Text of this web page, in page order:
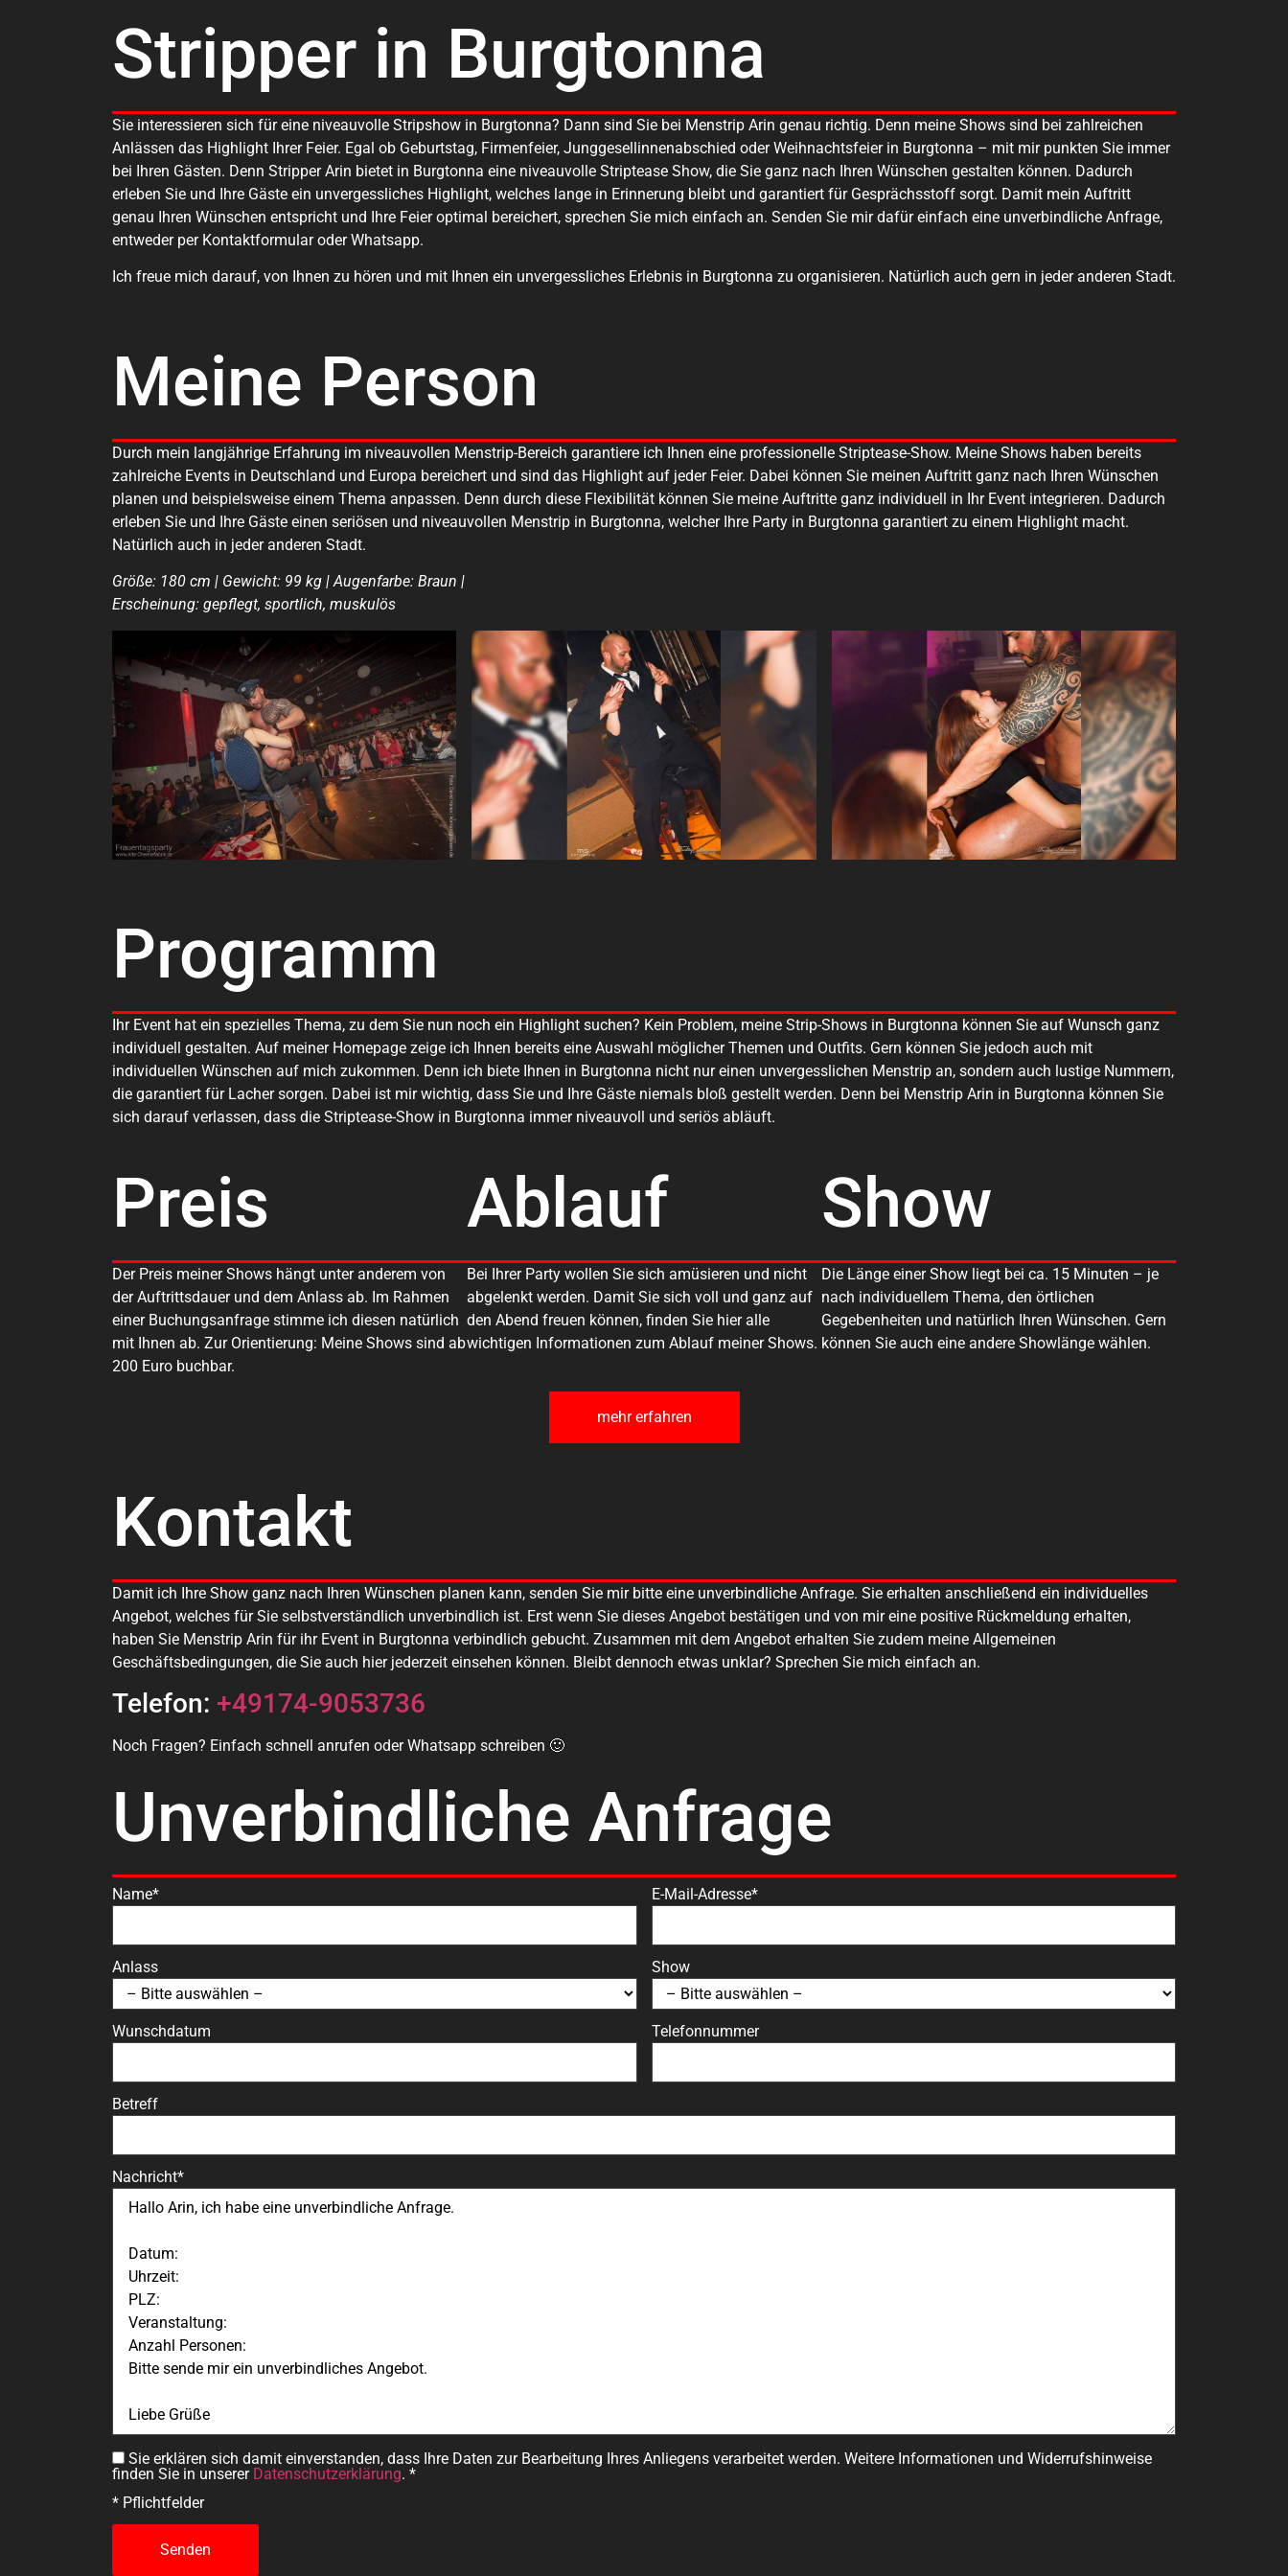
Stripper in Burgtonna
Sie interessieren sich für eine niveauvolle Stripshow in Burgtonna? Dann sind Sie bei Menstrip Arin genau richtig. Denn meine Shows sind bei zahlreichen
Anlässen das Highlight Ihrer Feier. Egal ob Geburtstag, Firmenfeier, Junggesellinnenabschied oder Weihnachtsfeier in Burgtonna – mit mir punkten Sie immer
bei Ihren Gästen. Denn Stripper Arin bietet in Burgtonna eine niveauvolle Striptease Show, die Sie ganz nach Ihren Wünschen gestalten können. Dadurch
erleben Sie und Ihre Gäste ein unvergessliches Highlight, welches lange in Erinnerung bleibt und garantiert für Gesprächsstoff sorgt. Damit mein Auftritt
genau Ihren Wünschen entspricht und Ihre Feier optimal bereichert, sprechen Sie mich einfach an. Senden Sie mir dafür einfach eine unverbindliche Anfrage,
entweder per Kontaktformular oder Whatsapp.
Ich freue mich darauf, von Ihnen zu hören und mit Ihnen ein unvergessliches Erlebnis in Burgtonna zu organisieren. Natürlich auch gern in jeder anderen Stadt.
Meine Person
Durch mein langjährige Erfahrung im niveauvollen Menstrip-Bereich garantiere ich Ihnen eine professionelle Striptease-Show. Meine Shows haben bereits
zahlreiche Events in Deutschland und Europa bereichert und sind das Highlight auf jeder Feier. Dabei können Sie meinen Auftritt ganz nach Ihren Wünschen
planen und beispielsweise einem Thema anpassen. Denn durch diese Flexibilität können Sie meine Auftritte ganz individuell in Ihr Event integrieren. Dadurch
erleben Sie und Ihre Gäste einen seriösen und niveauvollen Menstrip in Burgtonna, welcher Ihre Party in Burgtonna garantiert zu einem Highlight macht.
Natürlich auch in jeder anderen Stadt.
Größe: 180 cm | Gewicht: 99 kg | Augenfarbe: Braun |
Erscheinung: gepflegt, sportlich, muskulös
Programm
Ihr Event hat ein spezielles Thema, zu dem Sie nun noch ein Highlight suchen? Kein Problem, meine Strip-Shows in Burgtonna können Sie auf Wunsch ganz
individuell gestalten. Auf meiner Homepage zeige ich Ihnen bereits eine Auswahl möglicher Themen und Outfits. Gern können Sie jedoch auch mit
individuellen Wünschen auf mich zukommen. Denn ich biete Ihnen in Burgtonna nicht nur einen unvergesslichen Menstrip an, sondern auch lustige Nummern,
die garantiert für Lacher sorgen. Dabei ist mir wichtig, dass Sie und Ihre Gäste niemals bloß gestellt werden. Denn bei Menstrip Arin in Burgtonna können Sie
sich darauf verlassen, dass die Striptease-Show in Burgtonna immer niveauvoll und seriös abläuft.
Preis
Der Preis meiner Shows hängt unter anderem von
der Auftrittsdauer und dem Anlass ab. Im Rahmen
einer Buchungsanfrage stimme ich diesen natürlich
mit Ihnen ab. Zur Orientierung: Meine Shows sind ab
200 Euro buchbar.
Ablauf
Bei Ihrer Party wollen Sie sich amüsieren und nicht
abgelenkt werden. Damit Sie sich voll und ganz auf
den Abend freuen können, finden Sie hier alle
wichtigen Informationen zum Ablauf meiner Shows.
Show
Die Länge einer Show liegt bei ca. 15 Minuten – je
nach individuellem Thema, den örtlichen
Gegebenheiten und natürlich Ihren Wünschen. Gern
können Sie auch eine andere Showlänge wählen.
mehr erfahren
Kontakt
Damit ich Ihre Show ganz nach Ihren Wünschen planen kann, senden Sie mir bitte eine unverbindliche Anfrage. Sie erhalten anschließend ein individuelles
Angebot, welches für Sie selbstverständlich unverbindlich ist. Erst wenn Sie dieses Angebot bestätigen und von mir eine positive Rückmeldung erhalten,
haben Sie Menstrip Arin für ihr Event in Burgtonna verbindlich gebucht. Zusammen mit dem Angebot erhalten Sie zudem meine Allgemeinen
Geschäftsbedingungen, die Sie auch hier jederzeit einsehen können. Bleibt dennoch etwas unklar? Sprechen Sie mich einfach an.
Telefon: +49174-9053736
Noch Fragen? Einfach schnell anrufen oder Whatsapp schreiben 🙂
Unverbindliche Anfrage
Name* E-Mail-Adresse*
Anlass Show
Wunschdatum Telefonnummer
Betreff
Nachricht*
Sie erklären sich damit einverstanden, dass Ihre Daten zur Bearbeitung Ihres Anliegens verarbeitet werden. Weitere Informationen und Widerrufshinweise
finden Sie in unserer Datenschutzerklärung. *
* Pflichtfelder